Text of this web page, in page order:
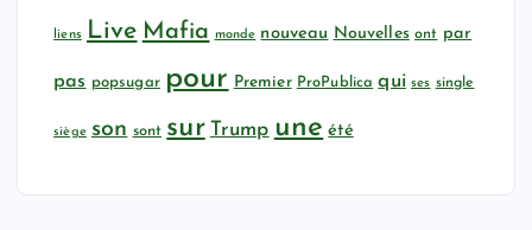
liens Live Mafia monde nouveau Nouvelles ont par
pas popsugar pour Premier ProPublica qui ses single
siège son sont sur Trump une été